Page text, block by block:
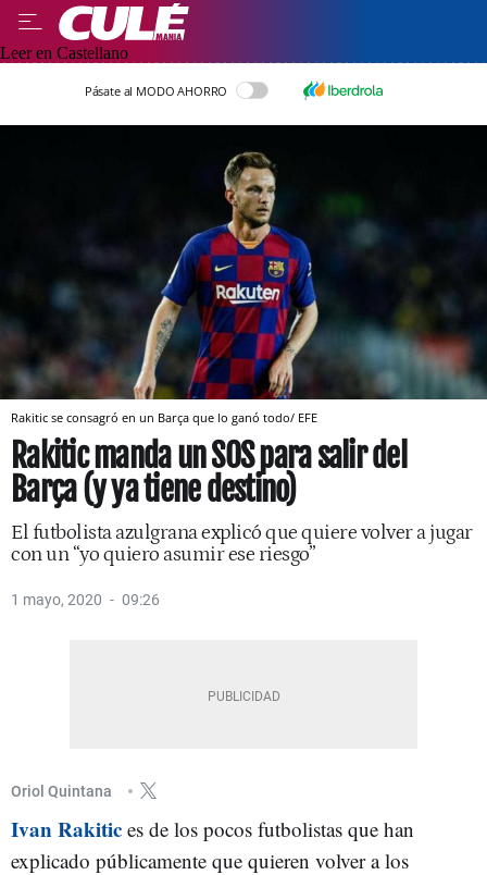
Leer en Castellano
Pásate al MODO AHORRO
Rakitic se consagró en un Barça que lo ganó todo/ EFE
Rakitic manda un SOS para salir del
Barça (y ya tiene destino)
El futbolista azulgrana explicó que quiere volver a jugar
con un “yo quiero asumir ese riesgo”
1 mayo, 2020 09:26
Oriol Quintana
Ivan Rakitic es de los pocos futbolistas que han
explicado públicamente que quieren volver a los